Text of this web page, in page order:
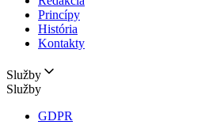
Princípy
História
Kontakty
Služby
Služby
GDPR